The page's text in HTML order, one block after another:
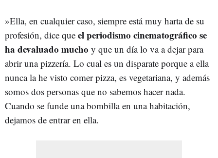
»Ella, en cualquier caso, siempre está muy harta de su
profesión, dice que el periodismo cinematográfico se
ha devaluado mucho y que un día lo va a dejar para
abrir una pizzería. Lo cual es un disparate porque a ella
nunca la he visto comer pizza, es vegetariana, y además
somos dos personas que no sabemos hacer nada.
Cuando se funde una bombilla en una habitación,
dejamos de entrar en ella.